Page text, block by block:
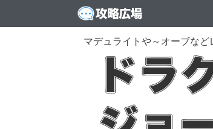
マデュライトや～オーブな